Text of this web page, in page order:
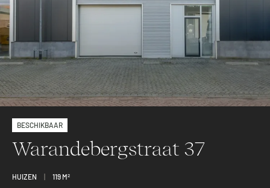
BESCHIKBAAR
Warandebergstraat 37
HUIZEN 119 M2